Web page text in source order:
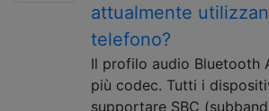
attualmente
telefono?
Il profilo audio Bluetooth
più codec. Tutti i
supportare SBC